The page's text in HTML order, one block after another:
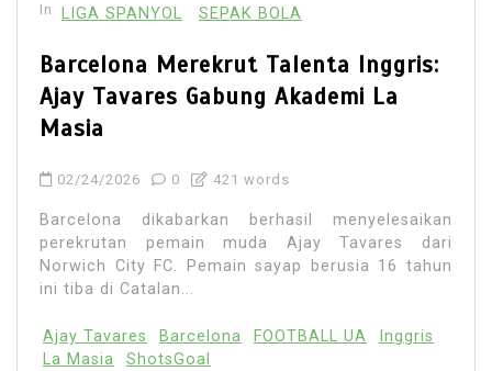
In LIGA SPANYOL SEPAK BOLA
Barcelona Merekrut Talenta Inggris:
Ajay Tavares Gabung Akademi La
Masia
02/24/2026 0 421 words
Barcelona dikabarkan berhasil menyelesaikan
perekrutan pemain muda Ajay Tavares dari
Norwich City FC. Pemain sayap berusia 16 tahun
ini tiba di Catalan...
Ajay Tavares Barcelona FOOTBALL UA
Inggris
La Masia
ShotsGoal